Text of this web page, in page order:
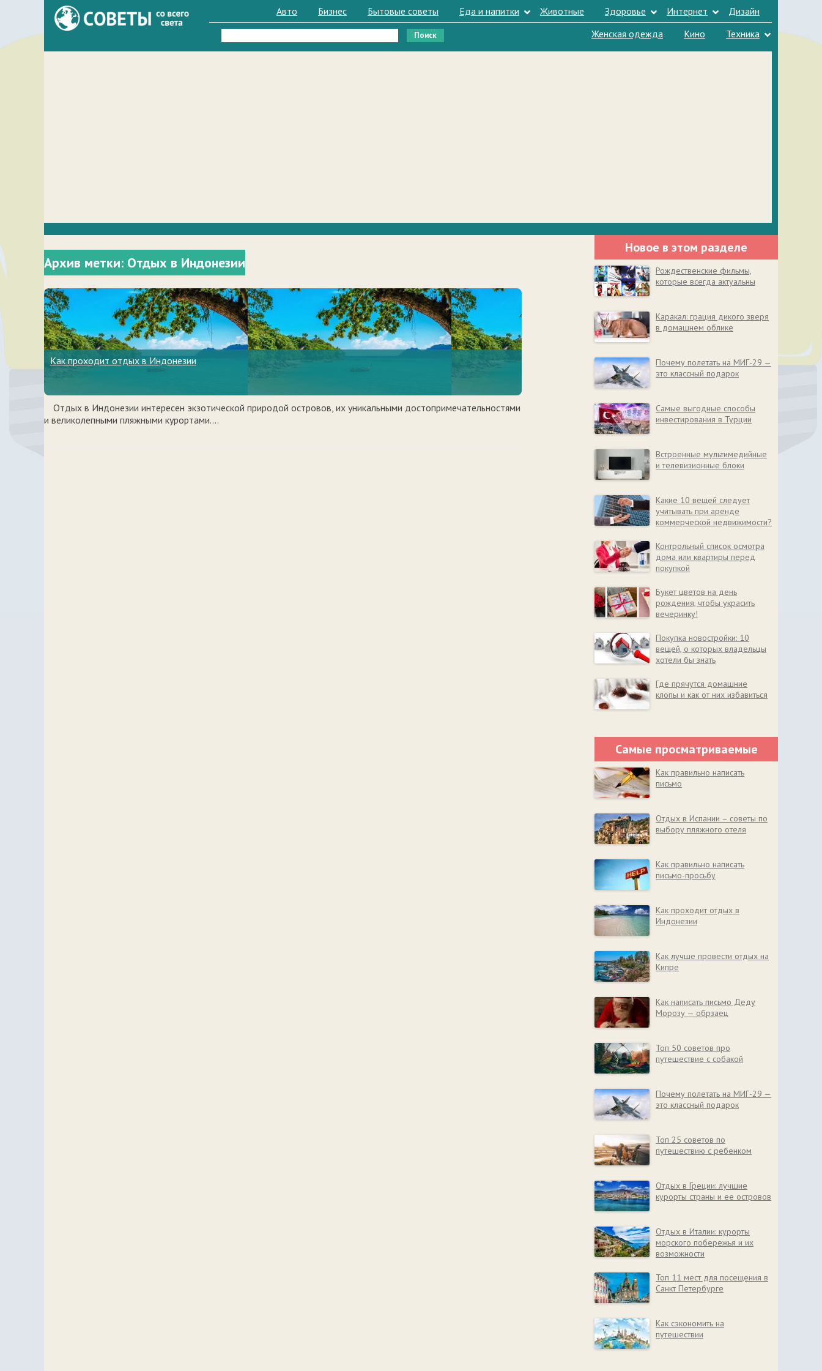
Авто Бизнес Бытовые советы Еда и напитки Животные Здоровье Интернет
Дизайн
Женская одежда
Кино Техника
Найти:
Архив метки: Отдых в Индонезии
Как проходит отдых в Индонезии
Отдых в Индонезии интересен экзотической природой островов, их уникальными достопримечательностями
и великолепными пляжными курортами....
Новое в этом разделе
Рождественские фильмы,
которые всегда актуальны
Каракал: грация дикого зверя
в домашнем облике
Почему полетать на МИГ-29 —
это классный подарок
Самые выгодные способы
инвестирования в Турции
Встроенные мультимедийные
и телевизионные блоки
Какие 10 вещей следует
учитывать при аренде
коммерческой недвижимости?
Контрольный список осмотра
дома или квартиры перед
покупкой
Букет цветов на день
рождения, чтобы украсить
вечеринку!
Покупка новостройки: 10
вещей, о которых владельцы
хотели бы знать
Где прячутся домашние
клопы и как от них избавиться
Самые просматриваемые
Как правильно написать
письмо
Отдых в Испании – советы по
выбору пляжного отеля
Как правильно написать
письмо-просьбу
Как проходит отдых в
Индонезии
Как лучше провести отдых на
Кипре
Как написать письмо Деду
Морозу — обрзаец
Топ 50 советов про
путешествие с собакой
Почему полетать на МИГ-29 —
это классный подарок
Топ 25 советов по
путешествию с ребенком
Отдых в Греции: лучшие
курорты страны и ее островов
Отдых в Италии: курорты
морского побережья и их
возможности
Топ 11 мест для посещения в
Санкт Петербурге
Как сэкономить на
путешествии